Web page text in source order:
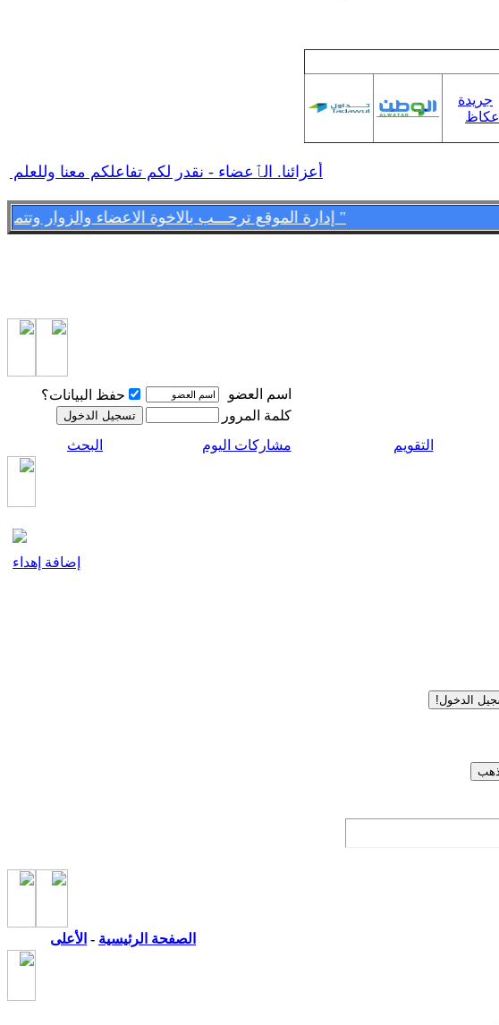
أعزائنا. الٱعضاء - نقدر لكم تفاعلكم معنا وللعلم
اسم العضو
حفظ البيانات؟
كلمة المرور
التقويم مشاركات اليوم البحث
إضافة إهداء
الصفحة الرئيسية - الأعلى